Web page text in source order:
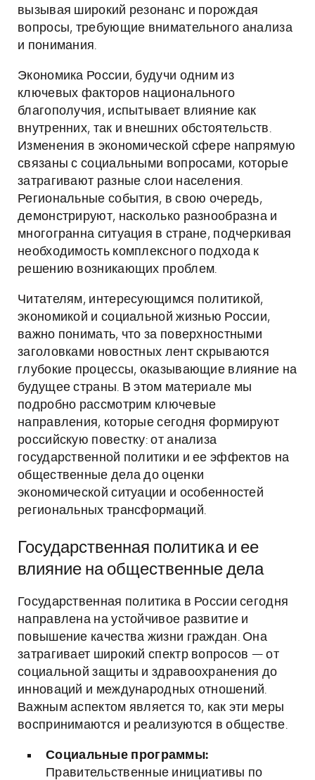
вызывая широкий резонанс и порождая
вопросы, требующие внимательного анализа
и понимания.
Экономика России, будучи одним из
ключевых факторов национального
благополучия, испытывает влияние как
внутренних, так и внешних обстоятельств.
Изменения в экономической сфере напрямую
связаны с социальными вопросами, которые
затрагивают разные слои населения.
Региональные события, в свою очередь,
демонстрируют, насколько разнообразна и
многогранна ситуация в стране, подчеркивая
необходимость комплексного подхода к
решению возникающих проблем.
Читателям, интересующимся политикой,
экономикой и социальной жизнью России,
важно понимать, что за поверхностными
заголовками новостных лент скрываются
глубокие процессы, оказывающие влияние на
будущее страны. В этом материале мы
подробно рассмотрим ключевые
направления, которые сегодня формируют
российскую повестку: от анализа
государственной политики и ее эффектов на
общественные дела до оценки
экономической ситуации и особенностей
региональных трансформаций.
Государственная политика и ее
влияние на общественные дела
Государственная политика в России сегодня
направлена на устойчивое развитие и
повышение качества жизни граждан. Она
затрагивает широкий спектр вопросов — от
социальной защиты и здравоохранения до
инноваций и международных отношений.
Важным аспектом является то, как эти меры
воспринимаются и реализуются в обществе.
Социальные программы:
Правительственные инициативы по